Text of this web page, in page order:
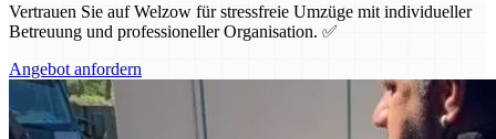
Vertrauen Sie auf Welzow für stressfreie Umzüge mit individueller
Betreuung und professioneller Organisation. ✅
Angebot anfordern